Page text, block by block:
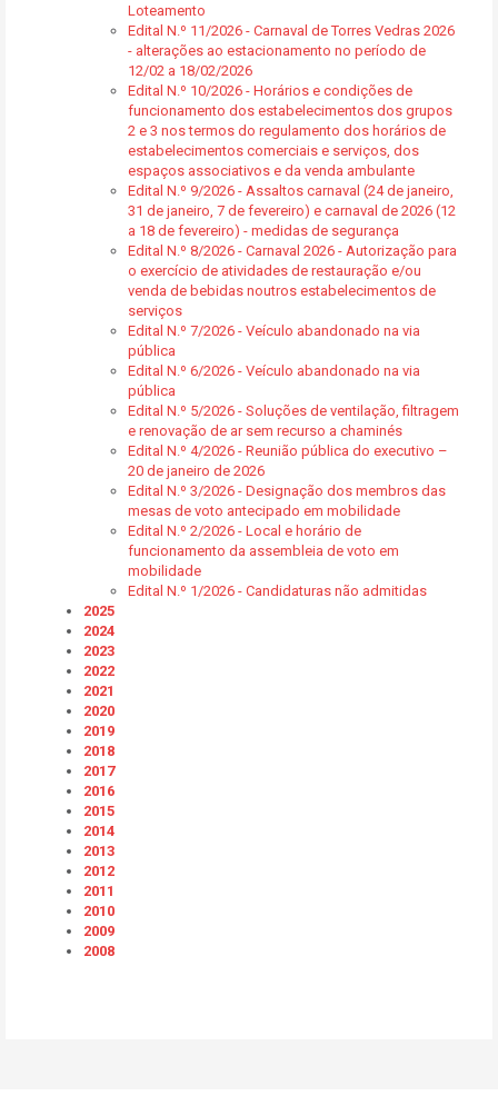
Loteamento
Edital N.º 11/2026 - Carnaval de Torres Vedras 2026
- alterações ao estacionamento no período de
12/02 a 18/02/2026
Edital N.º 10/2026 - Horários e condições de
funcionamento dos estabelecimentos dos grupos
2 e 3 nos termos do regulamento dos horários de
estabelecimentos comerciais e serviços, dos
espaços associativos e da venda ambulante
Edital N.º 9/2026 - Assaltos carnaval (24 de janeiro,
31 de janeiro, 7 de fevereiro) e carnaval de 2026 (12
a 18 de fevereiro) - medidas de segurança
Edital N.º 8/2026 - Carnaval 2026 - Autorização para
o exercício de atividades de restauração e/ou
venda de bebidas noutros estabelecimentos de
serviços
Edital N.º 7/2026 - Veículo abandonado na via
pública
Edital N.º 6/2026 - Veículo abandonado na via
pública
Edital N.º 5/2026 - Soluções de ventilação, filtragem
e renovação de ar sem recurso a chaminés
Edital N.º 4/2026 - Reunião pública do executivo –
20 de janeiro de 2026
Edital N.º 3/2026 - Designação dos membros das
mesas de voto antecipado em mobilidade
Edital N.º 2/2026 - Local e horário de
funcionamento da assembleia de voto em
mobilidade
Edital N.º 1/2026 - Candidaturas não admitidas
2025
2024
2023
2022
2021
2020
2019
2018
2017
2016
2015
2014
2013
2012
2011
2010
2009
2008